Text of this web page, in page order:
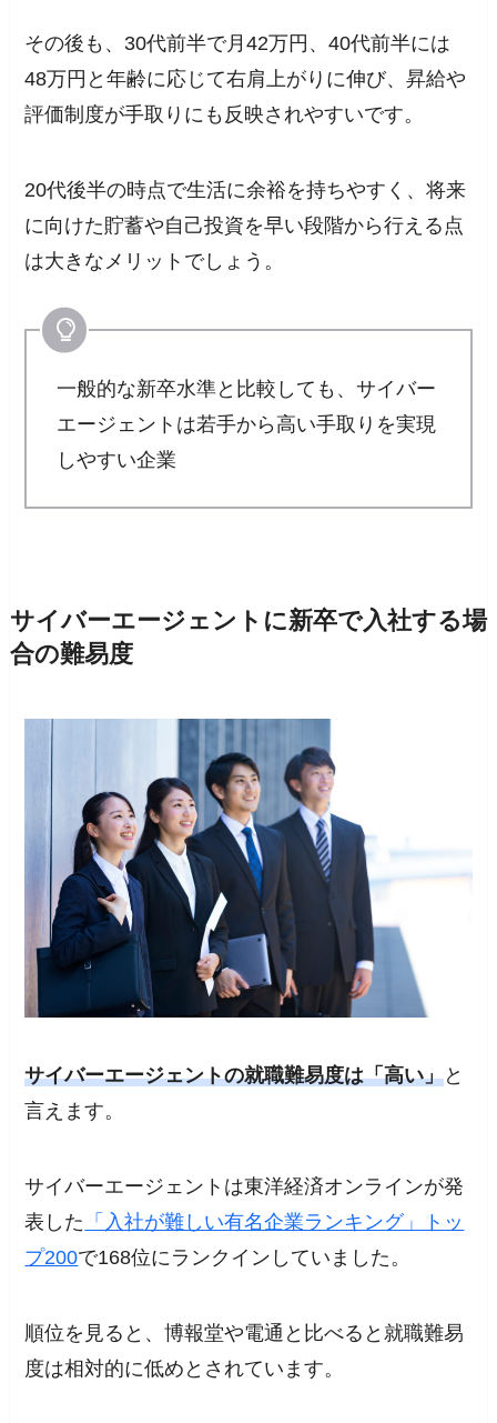
その後も、30代前半で月42万円、40代前半には
48万円と年齢に応じて右肩上がりに伸び、昇給や
評価制度が手取りにも反映されやすいです。
20代後半の時点で生活に余裕を持ちやすく、将来
に向けた貯蓄や自己投資を早い段階から行える点
は大きなメリットでしょう。
一般的な新卒水準と比較しても、サイバー
エージェントは若手から高い手取りを実現
しやすい企業
サイバーエージェントに新卒で入社する場
合の難易度
サイバーエージェントの就職難易度は「高い」と
言えます。
サイバーエージェントは東洋経済オンラインが発
表した 「入社が難しい有名企業ランキング」トッ
プ200で168位にランクインしていました。
順位を見ると、博報堂や電通と比べると就職難易
度は相対的に低めとされています。